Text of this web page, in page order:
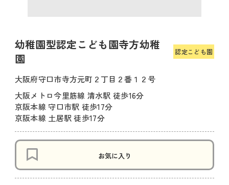
幼稚園型認定こども園寺方幼稚
園
認定こども園
大阪府守口市寺方元町２丁目２番１２号
大阪メトロ今里筋線 清水駅 徒歩16分
京阪本線 守口市駅 徒歩17分
京阪本線 土居駅 徒歩17分
お気に入り